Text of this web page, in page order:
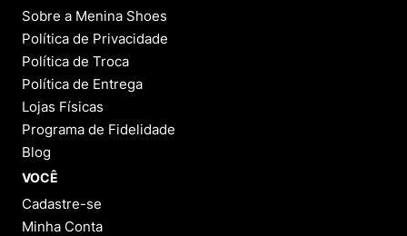
Sobre a Menina Shoes
Política de Privacidade
Política de Troca
Política de Entrega
Lojas Físicas
Programa de Fidelidade
Blog
VOCÊ
Cadastre-se
Minha Conta